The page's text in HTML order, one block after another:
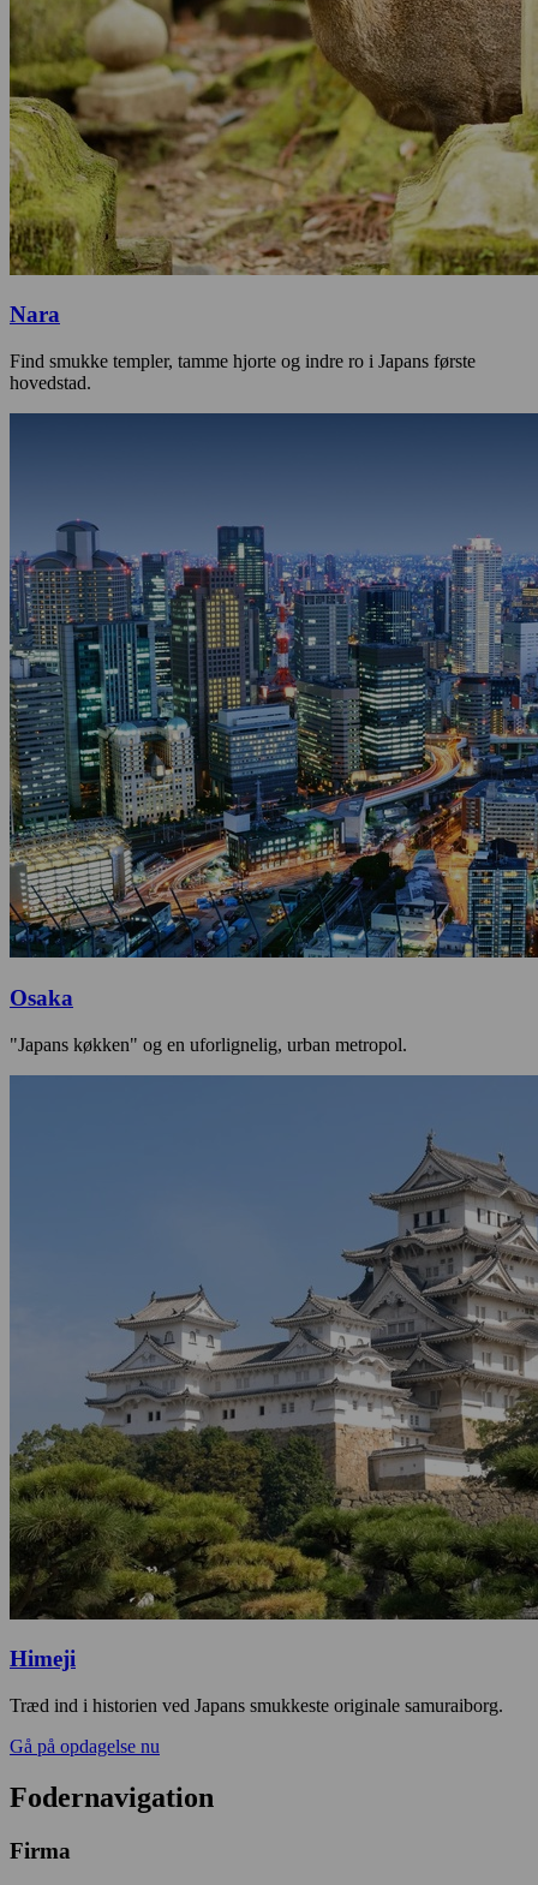
Nara
Find smukke templer, tamme hjorte og indre ro i Japans første
hovedstad.
Osaka
"Japans køkken" og en uforlignelig, urban metropol.
Himeji
Træd ind i historien ved Japans smukkeste originale samuraiborg.
Gå på opdagelse nu
Fodernavigation
Firma